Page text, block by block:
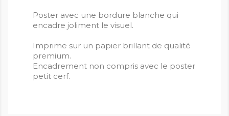
Poster avec une bordure blanche qui
encadre joliment le visuel.
Imprime sur un papier brillant de qualité
premium.
Encadrement non compris avec le poster
petit cerf.